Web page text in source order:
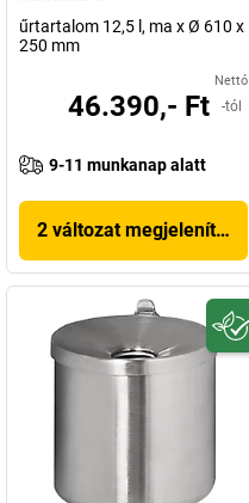
űrtartalom 12,5 l, ma x Ø 610 x
250 mm
Nettó
46.390,- Ft -tól
9-11 munkanap alatt
2 változat megjelenítése